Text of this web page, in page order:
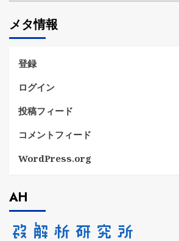
リ
ー
メタ情報
登録
ログイン
投稿フィード
コメントフィード
WordPress.org
AH